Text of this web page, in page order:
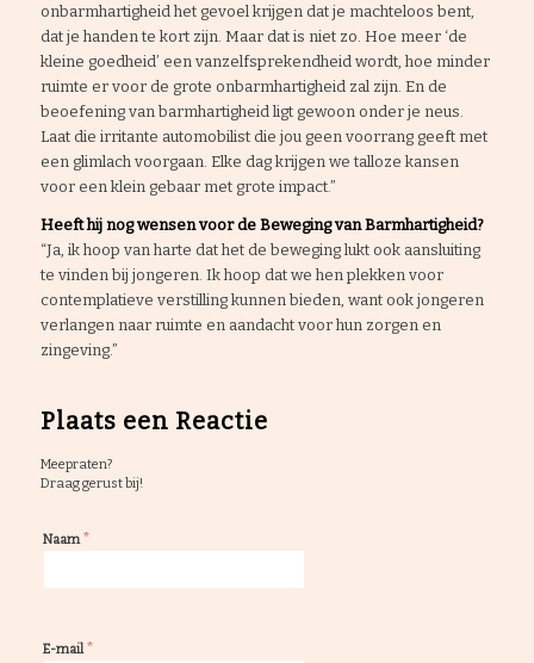
onbarmhartigheid het gevoel krijgen dat je machteloos bent,
dat je handen te kort zijn. Maar dat is niet zo. Hoe meer ‘de
kleine goedheid’ een vanzelfsprekendheid wordt, hoe minder
ruimte er voor de grote onbarmhartigheid zal zijn. En de
beoefening van barmhartigheid ligt gewoon onder je neus.
Laat die irritante automobilist die jou geen voorrang geeft met
een glimlach voorgaan. Elke dag krijgen we talloze kansen
voor een klein gebaar met grote impact.”
Heeft hij nog wensen voor de Beweging van Barmhartigheid?
“Ja, ik hoop van harte dat het de beweging lukt ook aansluiting
te vinden bij jongeren. Ik hoop dat we hen plekken voor
contemplatieve verstilling kunnen bieden, want ook jongeren
verlangen naar ruimte en aandacht voor hun zorgen en
zingeving.”
Plaats een Reactie
Meepraten?
Draag gerust bij!
Naam*
E-mail*